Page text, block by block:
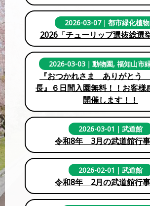
2026-03-07｜ 都市緑化植
2026「チューリップ選抜総選
2026-03-03 ｜ 動物園, 福知山市
『おつかれさま ありがとう
長』６日間入園無料！！お客様
開催します！！
2026-03-01 ｜ 武道館
令和8年 3月の武道館行
2026-02-01 ｜ 武道館
令和8年 2月の武道館行